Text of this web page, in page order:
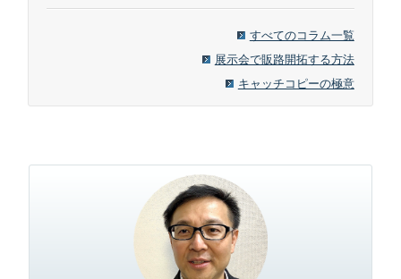
すべてのコラム一覧
展示会で販路開拓する方法
キャッチコピーの極意